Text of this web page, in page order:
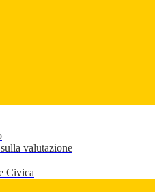
valutazione
Civica